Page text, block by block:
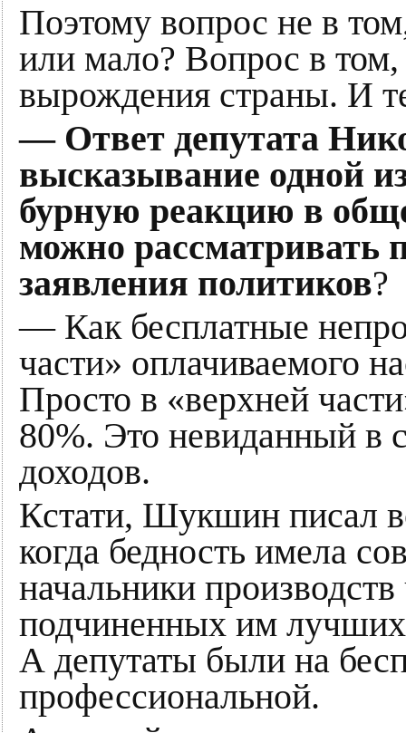
Поэтому вопрос не в
или мало? Вопрос в том,
вырождения страны. И
— Ответ депутата
высказывание одной
бурную реакцию в
можно рассматривать
заявления политиков?
— Как бесплатные
части» оплачиваемого
Просто в «верхней
80%. Это невиданный в
доходов.
Кстати, Шукшин писал
когда бедность имела
начальники
подчиненных им
А депутаты были на
профессиональной.